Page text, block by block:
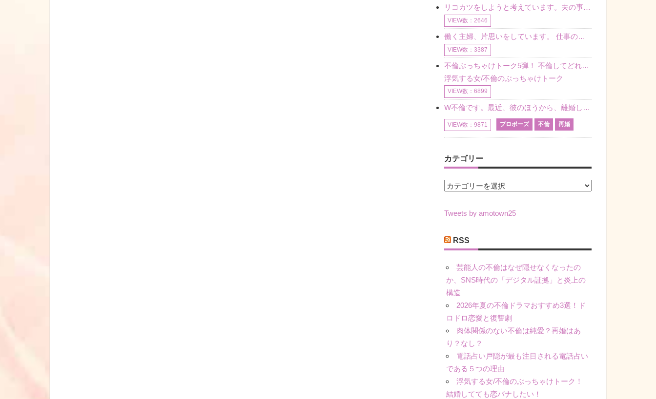
リコカツをしようと考えています。夫の事からの愛情を全く感じません。子供がいるので、子供が成長するまではと我慢しています。 まず、お金が必要だと考え、仕事の量も増やしました。ところが、夫は働かず、結局は
VIEW数：2646
働く主婦、片思いをしています。 仕事の相談をしていくうちに、彼のことを好きになりました。私には夫も子供もいます。不倫をしているわけでもなく、もちろん、この気持ちは誰にも話していません。 ラインをする関
VIEW数：3387
不倫ぶっちゃけトーク5弾！ 不倫してどれくらい？ 不倫のあれこれを、なんでもどうぞ♪♪
浮気する女/不倫のぶっちゃけトーク
VIEW数：6899
W不倫です。最近、彼のほうから、離婚して再婚しよう、と言ってきました。ハッキリいうと、そこまでは考えていませんでした。彼を好きな気持ちはあるし、彼なしの生活は考えられません。だけど、離婚して再婚すると
VIEW数：9871 プロポーズ 不倫 再婚
カテゴリー
カ
ゴ
ー
Tweets by amotown25
RSS
芸能人の不倫はなぜ隠せなくなったの
か、SNS時代の「デジタル証拠」と炎上の
構造
2026年夏の不倫ドラマおすすめ3選！ド
ロドロ恋愛と復讐劇
肉体関係のない不倫は純愛？再婚はあ
り？なし？
電話占い戸隠が最も注目される電話占い
である５つの理由
浮気する女/不倫のぶっちゃけトーク！
結婚してても恋バナしたい！